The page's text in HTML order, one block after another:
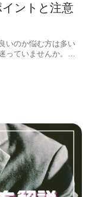
ントと注意
いのか悩む方は多い
ていませんか。そ
します。読み終われ